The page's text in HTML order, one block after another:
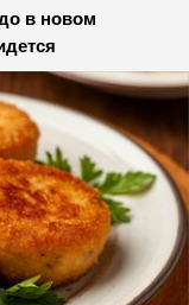
в новом